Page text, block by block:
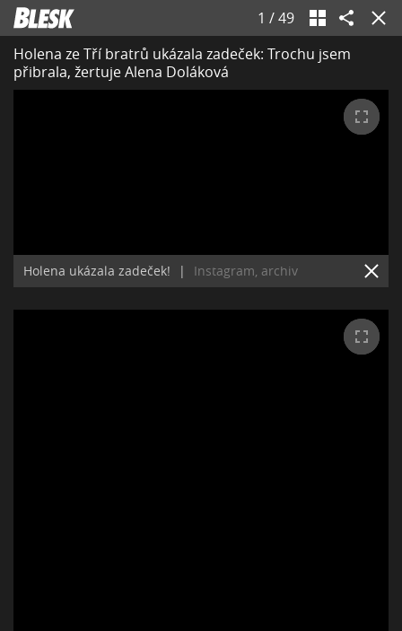
1 /49
Holena ze Tří bratrů ukázala zadeček: Trochu jsem
přibrala, žertuje Alena Doláková
Holena ukázala zadeček! | Instagram, archiv